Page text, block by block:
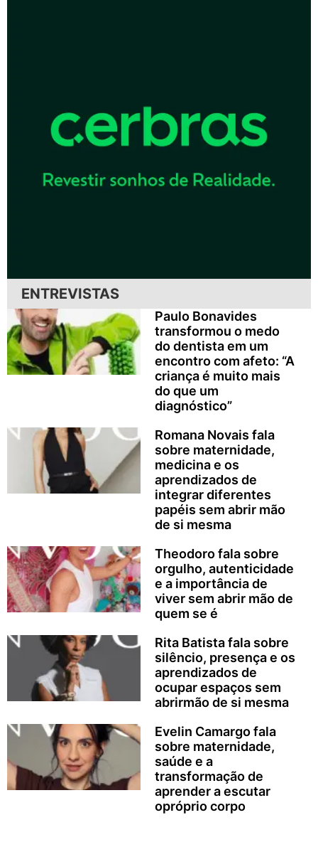
ENTREVISTAS
Paulo Bonavides
transformou o medo
do dentista em um
encontro com afeto: “A
criança é muito mais
do que um
diagnóstico”
Romana Novais fala
sobre maternidade,
medicina e os
aprendizados de
integrar diferentes
papéis sem abrir mão
de si mesma
Theodoro fala sobre
orgulho, autenticidade
e a importância de
viver sem abrir mão de
quem se é
Rita Batista fala sobre
silêncio, presença e os
aprendizados de
ocupar espaços sem
abrirmão de si mesma
Evelin Camargo fala
sobre maternidade,
saúde e a
transformação de
aprender a escutar
opróprio corpo